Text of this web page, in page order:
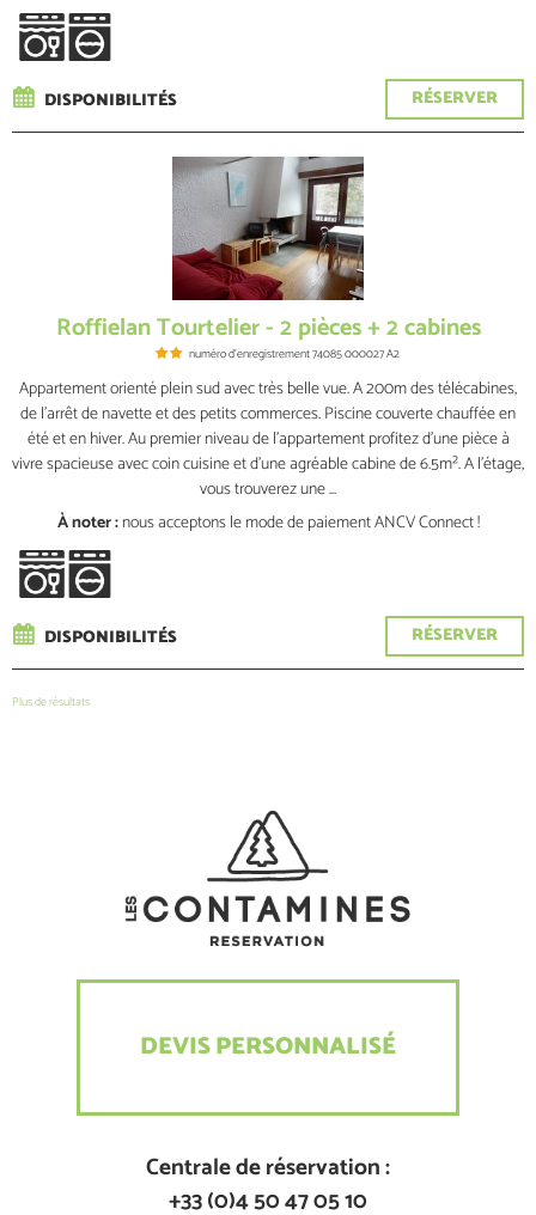
RÉSERVER
DISPONIBILITÉS
Roffielan Tourtelier - 2 pièces + 2 cabines
numéro d'enregistrement74085 000027 A2
Appartement orienté plein sud avec très belle vue. A 200m des télécabines,
de l'arrêt de navette et des petits commerces. Piscine couverte chauffée en
été et en hiver. Au premier niveau de l'appartement profitez d'une pièce à
vivre spacieuse avec coin cuisine et d'une agréable cabine de 6.5m². A l'étage,
vous trouverez une ...
À noter :nous acceptons le mode de paiement ANCV Connect !
RÉSERVER
DISPONIBILITÉS
Plus de résultats
DEVIS PERSONNALISÉ
Centrale de réservation :
+33 (0)4 50 47 05 10